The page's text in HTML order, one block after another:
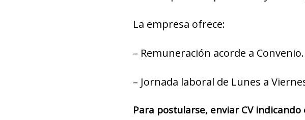
La empresa ofrece:
– Remuneración acorde a Convenio.
– Jornada laboral de Lunes a
Para postularse, enviar CV